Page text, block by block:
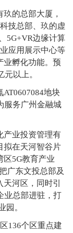
的总部大厦，
技总部、玖的虚
5G+VR边缘计算
应用展示中心等
业孵化功能。预
以上。
地块
服务广州金融城
产业投资管理有
拟在天河智谷片
区5G教育产业
广东文投总部及
河区，同时引
业总部进驻，打
园。
136个区重点建